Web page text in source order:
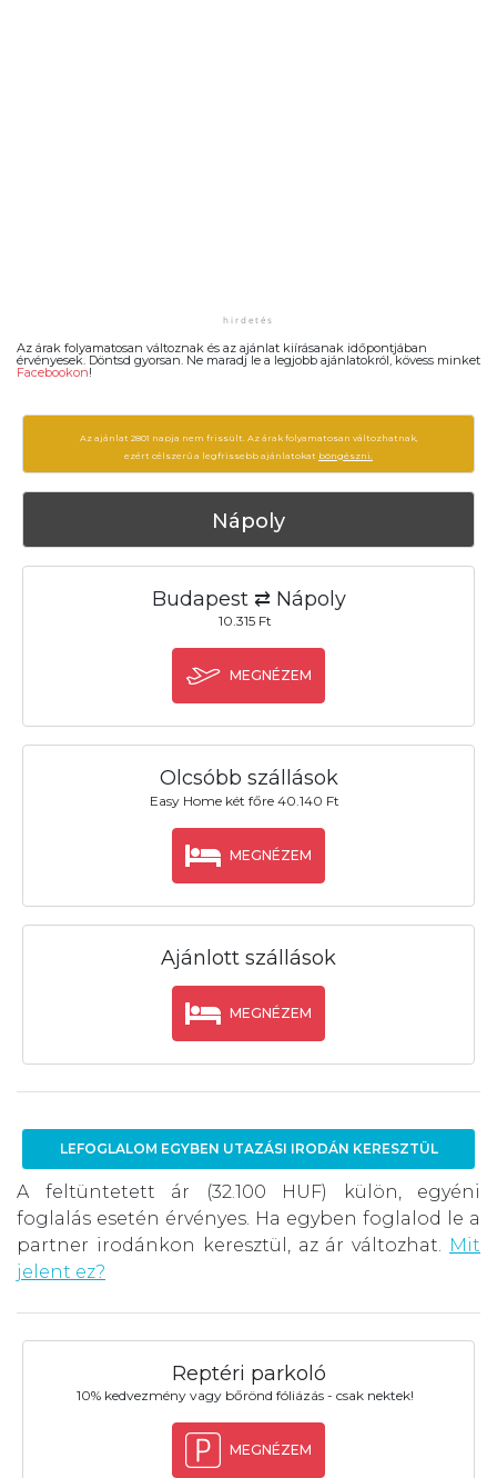
Az árak folyamatosan változnak és az ajánlat kiírásanak időpontjában
érvényesek. Döntsd gyorsan. Ne maradj le a legjobb ajánlatokról, kövess minket
Facebookon!
Az ajánlat 2801 napja nem frissült. Az árak folyamatosan változhatnak,
ezért célszerű a legfrissebb ajánlatokat böngészni.
Nápoly
Budapest ⇄ Nápoly
10.315 Ft
MEGNÉZEM
Olcsóbb szállások
Easy Home két főre 40.140 Ft
MEGNÉZEM
Ajánlott szállások
MEGNÉZEM
LEFOGLALOM EGYBEN UTAZÁSI IRODÁN KERESZTÜL
A feltüntetett ár (32.100 HUF) külön, egyéni
foglalás esetén érvényes. Ha egyben foglalod le a
partner irodánkon keresztül, az ár változhat.
Mit
jelent ez?
Reptéri parkoló
10% kedvezmény vagy bőrönd fóliázás - csak nektek!
MEGNÉZEM